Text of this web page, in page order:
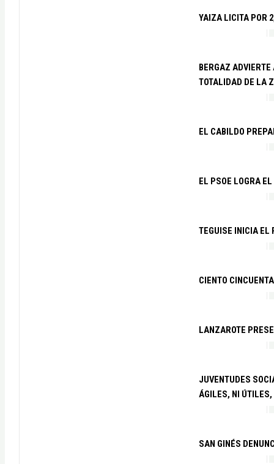
YAIZA LICITA POR
BERGAZ
TOTALIDAD DE LA
EL CABILDO
EL PSOE LOGRA
TEGUISE INICIA EL
CIENTO
LANZAROTE
JUVENTUDES
ÁGILES, NI
SAN GINÉS